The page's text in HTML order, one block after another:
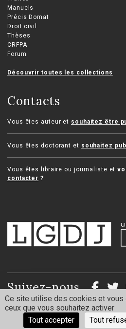
Manuels
Précis Domat
Droit civil
Thèses
CRFPA
Forum
Découvrir toutes les collections
Contacts
Vous êtes auteur et souhaitez être
Vous êtes doctorant et souhaitez
Vous êtes libraire ou journaliste et
contacter ?
Suivez-nous
Mentions légales Politique de
Ce site utilise des cookies et vous
ceux que vous souhaitez activer
Tout accepter
Tout